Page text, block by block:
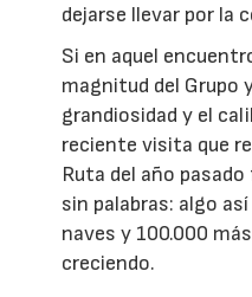
dejarse llevar por la
Si en aquel
magnitud del Grupo
grandiosidad y el
reciente visita que
Ruta del año
sin palabras: algo
naves y 100.000
creciendo.